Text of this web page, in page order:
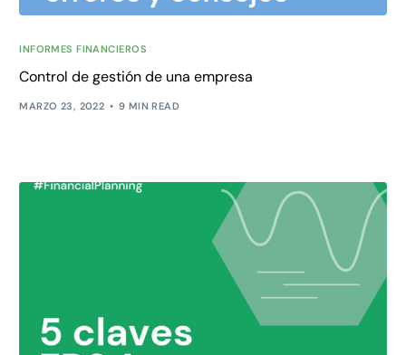
INFORMES FINANCIEROS
Control de gestión de una empresa
MARZO 23, 2022 9 MIN READ